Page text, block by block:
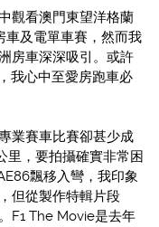
觀看澳門東望洋格蘭
車及電單車賽，然而我
房車深深吸引。或許
我心中至愛房跑車必
業賽車比賽卻甚少成
里，要拍攝確實非常困
飄移入彎，我印象
但從製作特輯片段
F1 The Movie是去年